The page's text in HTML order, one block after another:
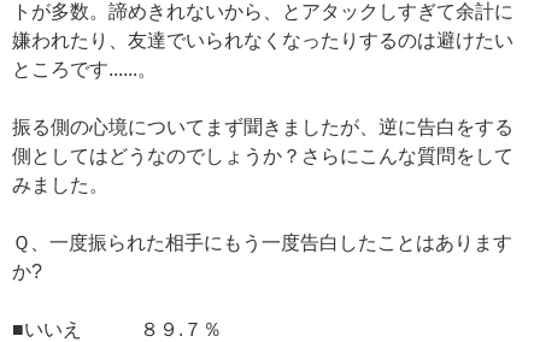
トが多数。諦めきれないから、とアタックしすぎて余計に
嫌われたり、友達でいられなくなったりするのは避けたい
ところです......。
振る側の心境についてまず聞きましたが、逆に告白をする
側としてはどうなのでしょうか？さらにこんな質問をして
みました。
Ｑ、一度振られた相手にもう一度告白したことはあります
か?
■いいえ ８９.７％